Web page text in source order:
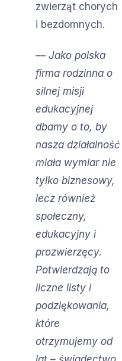
zwierząt chorych
i bezdomnych.
— Jako polska
firma rodzinna o
silnej misji
edukacyjnej
dbamy o to, by
nasza działalność
miała wymiar nie
tylko biznesowy,
lecz również
społeczny,
edukacyjny i
prozwierzęcy.
Potwierdzają to
liczne listy i
podziękowania,
które
otrzymujemy od